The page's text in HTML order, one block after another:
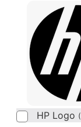
HP Logo (